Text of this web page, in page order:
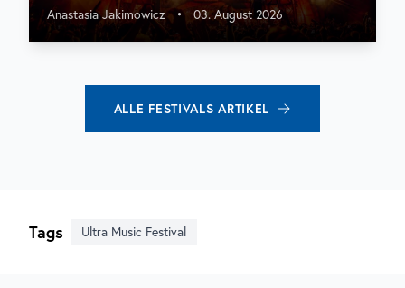
Anastasia Jakimowicz • 03. August 2026
ALLE FESTIVALS ARTIKEL
Tags Ultra Music Festival